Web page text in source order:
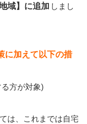
域】に追加 しまし
に加えて以下の措
方が対象)
は、これまでは自宅